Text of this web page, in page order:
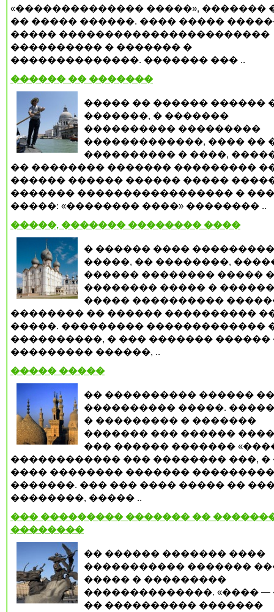
«�������������� �����», �������
�� ����� ������. ���� �����
����� �����������������������
���������� � ������� �
��������������. ������� ��� ..
������ �� �������
����� �� ������ ������
�������, � �������
���������� ���������
�������������, ���� ��
���������� � ����,
�� �������� ������� ���������
������ ������ ������ �����
������� ����������������� �
�����: «�������� ����» �������� ..
�����, ������� �������� ����
� ������ ����
�����, �� ��������,
������ �������� �����
�������� ����� � ������
����� ����������
�������� �� ������ ����������
�����. ��������� �������������
����������, � ��� ������� ������
��������� ������, ..
����� �����
�� ���������� ������
���������� �����.
� ��������� � �������
������� ��� ������
��� ������ �������
������������ ��� �������� ���, �
���� �������� ������� ���������
�������. ��� ��� ���� ����� ��
��������, ����� ..
��� ��������� ������� ��
��������
�� ������ ������� ����
����������� �������
����� � ���������
��������������. «���� —
�� ���������� �������